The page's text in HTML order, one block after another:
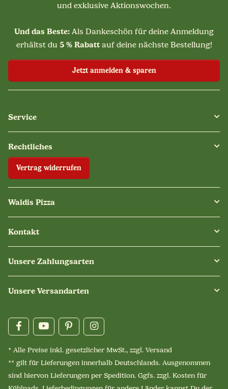
und exklusive Aktionswochen.
Und das Beste: Als Dankeschön für deine Anmeldung
erhältst du 5 % Rabattauf deine nächste Bestellung!
Jetzt anmelden & sparen
Service
Rechtliches
Vertrag widerrufen
Waldis Pizza
Kontakt
Unsere Zahlungsarten
Unsere Versandarten
* Alle Preise inkl. gesetzlicher MwSt., zzgl. Versand
** gilt für Lieferungen innerhalb Deutschlands. Ausgenommen
sind hiervon Lieferungen per Spedition. Ggfs. zzgl. Kosten für